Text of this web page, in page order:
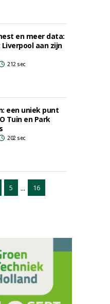
en meer data:
aan zijn
212 sec
een uniek punt
Tuin en Park
202 sec
5 ... 16